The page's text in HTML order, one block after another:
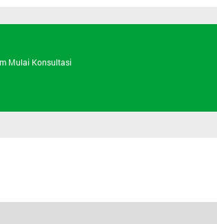
Mulai Konsultasi